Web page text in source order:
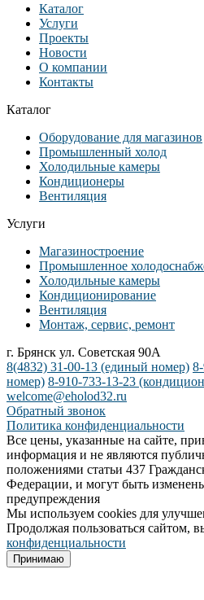
Каталог
Услуги
Проекты
Новости
О компании
Контакты
Каталог
Оборудование для магазинов
Промышленный холод
Холодильные камеры
Кондиционеры
Вентиляция
Услуги
Магазиностроение
Промышленное
Холодильные камеры
Кондиционирование
Вентиляция
Монтаж, сервис, ремонт
г. Брянск ул. Советская 90А
8(4832) 31-00-13 (единый номер)
номер) 8-910-733-13-23
welcome@eholod32.ru
Обратный звонок
Политика конфиденциальности
Все цены, указанные на сайте,
информация и не являются
положениями статьи 437
Федерации, и могут быть
предупреждения
Мы используем cookies для
Продолжая пользоваться сайтом,
конфиденциальности
Принимаю